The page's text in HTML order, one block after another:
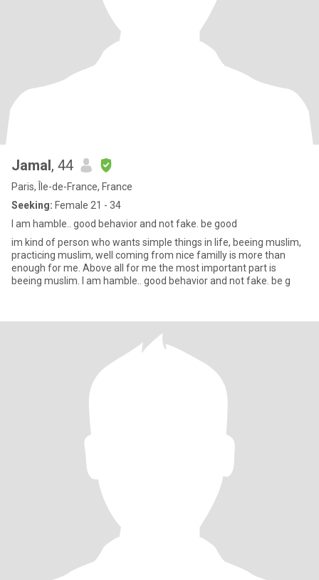
Jamal, 44
Paris, Île-de-France, France
Seeking: Female 21 - 34
I am hamble.. good behavior and not fake. be good
im kind of person who wants simple things in life, beeing muslim,
practicing muslim, well coming from nice familly is more than
enough for me. Above all for me the most important part is
beeing muslim. I am hamble.. good behavior and not fake. be g